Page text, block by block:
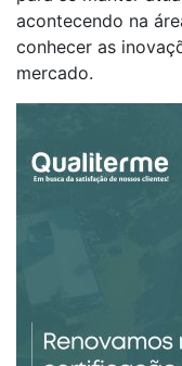
acontecendo na
conhecer as
mercado.